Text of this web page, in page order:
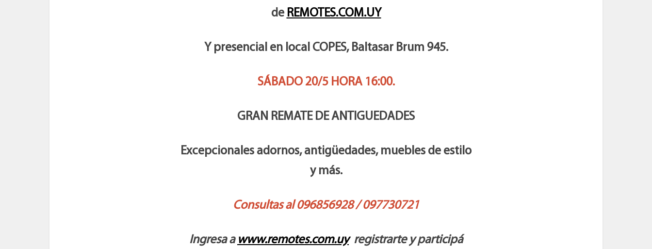
de REMOTES.COM.UY
Y presencial en local COPES, Baltasar Brum 945.
SÁBADO 20/5 HORA 16:00.
GRAN REMATE DE ANTIGUEDADES
Excepcionales adornos, antigüedades, muebles de estilo
y más.
Consultas al 096856928 / 097730721
Ingresa a www.remotes.com.uyregistrarte y participá